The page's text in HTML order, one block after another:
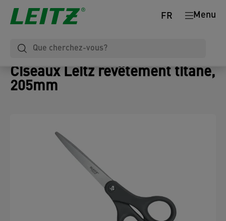
Menu
FR
Ciseaux Leitz revêtement titane,
205mm